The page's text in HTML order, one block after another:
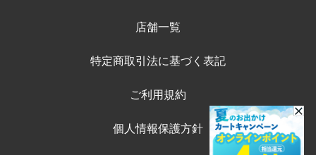
店舗一覧
特定商取引法に基づく表記
ご利用規約
個人情報保護方針